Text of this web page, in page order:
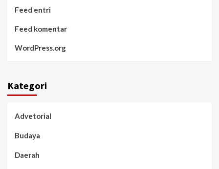
Feed entri
Feed komentar
WordPress.org
Kategori
Advetorial
Budaya
Daerah